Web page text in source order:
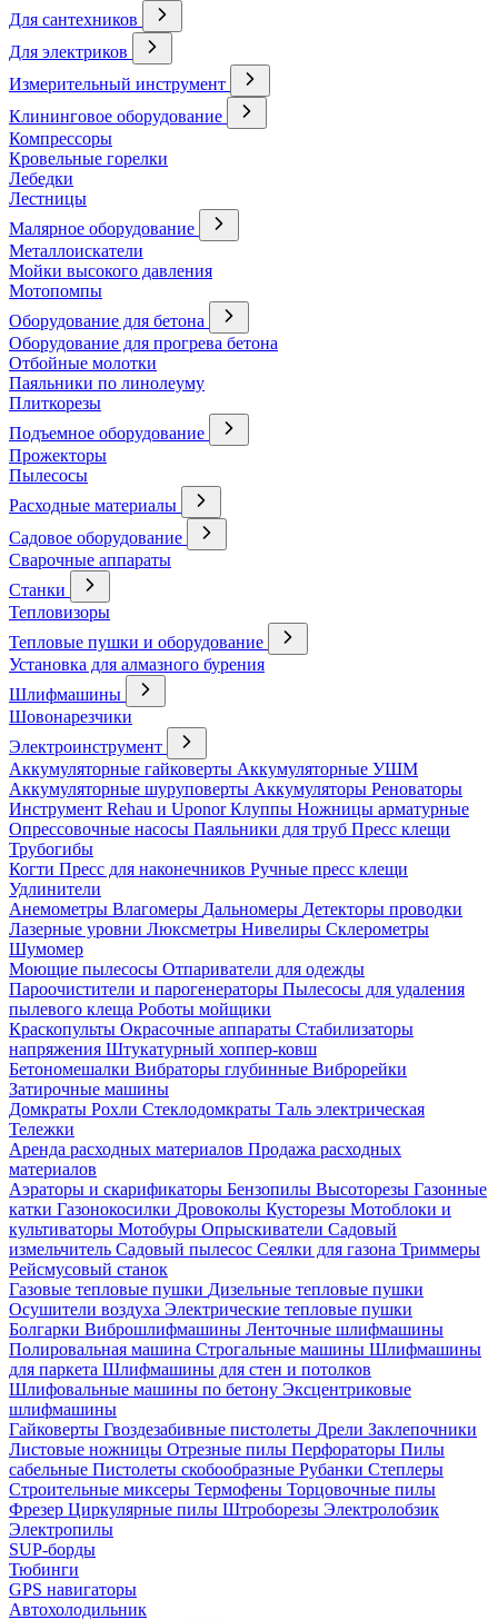
Для сантехников
Для электриков
Измерительный инструмент
Клининговое оборудование
Компрессоры
Кровельные горелки
Лебедки
Лестницы
Малярное оборудование
Металлоискатели
Мойки высокого давления
Мотопомпы
Оборудование для бетона
Оборудование для прогрева бетона
Отбойные молотки
Паяльники по линолеуму
Плиткорезы
Подъемное оборудование
Прожекторы
Пылесосы
Расходные материалы
Садовое оборудование
Сварочные аппараты
Станки
Тепловизоры
Тепловые пушки и оборудование
Установка для алмазного бурения
Шлифмашины
Шовонарезчики
Электроинструмент
Аккумуляторные гайковерты Аккумуляторные УШМ
Аккумуляторные шуруповерты Аккумуляторы Реноваторы
Инструмент Rehau и UponorКлуппы Ножницы арматурные
Опрессовочные насосы Паяльники для труб Пресс клещи
Трубогибы
Когти Пресс для наконечников Ручные пресс клещи
Удлинители
Анемометры Влагомеры Дальномеры Детекторы проводки
Лазерные уровни Люксметры Нивелиры Склерометры
Шумомер
Моющие пылесосы Отпариватели для одежды
Пароочистители и парогенераторы Пылесосы для удаления
пылевого клеща Роботы мойщики
Краскопульты Окрасочные аппараты Стабилизаторы
напряжения Штукатурный хоппер-ковш
Бетономешалки Вибраторы глубинные Виброрейки
Затирочные машины
Домкраты Рохли Стеклодомкраты Таль электрическая
Тележки
Аренда расходных материалов Продажа расходных
материалов
Аэраторы и скарификаторы Бензопилы Высоторезы Газонные
катки Газонокосилки Дровоколы Кусторезы Мотоблоки и
культиваторы Мотобуры Опрыскиватели Садовый
измельчитель Садовый пылесос Сеялки для газона Триммеры
Рейсмусовый станок
Газовые тепловые пушки Дизельные тепловые пушки
Осушители воздуха Электрические тепловые пушки
Болгарки Виброшлифмашины Ленточные шлифмашины
Полировальная машина Строгальные машины Шлифмашины
для паркета Шлифмашины для стен и потолков
Шлифовальные машины по бетону Эксцентриковые
шлифмашины
Гайковерты Гвоздезабивные пистолеты Дрели Заклепочники
Листовые ножницы Отрезные пилы Перфораторы Пилы
сабельные Пистолеты скобообразные Рубанки Степлеры
Строительные миксеры Термофены Торцовочные пилы
Фрезер Циркулярные пилы Штроборезы Электролобзик
Электропилы
SUP-борды
Тюбинги
GPS навигаторы
Автохолодильник